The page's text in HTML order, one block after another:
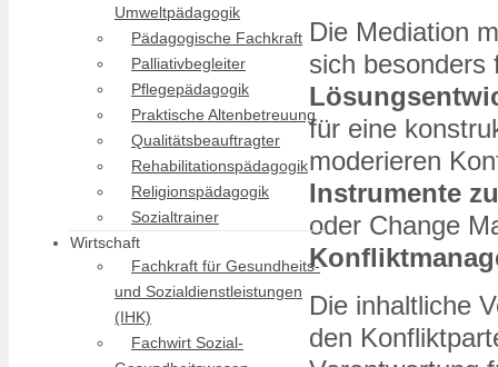
Die Mediation
sich
für eine
moderieren
Instrumente
oder Change
Die inhaltliche
den
Umweltpädagogik
Pädagogische Fachkraft
Palliativbegleiter
Pflegepädagogik
Praktische Altenbetreuung
Qualitätsbeauftragter
Rehabilitationspädagogik
Religionspädagogik
Sozialtrainer
Wirtschaft
Fachkraft für Gesundheits-
und Sozialdienstleistungen
(IHK)
Fachwirt Sozial-